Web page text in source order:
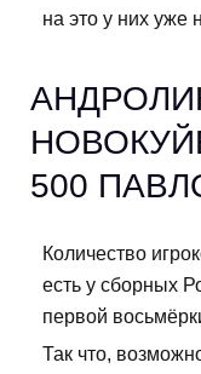
на это у них уже
500
Количество
есть у сборных
первой
Так что,